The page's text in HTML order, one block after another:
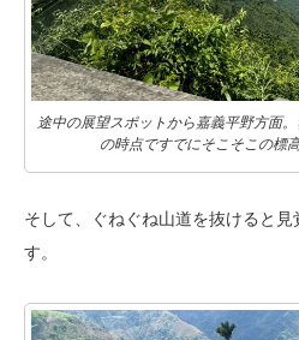
途中の展望スポットから嘉義平野方面
の時点ですでにそこそこの標
そして、ぐねぐね山道を抜けると
す。